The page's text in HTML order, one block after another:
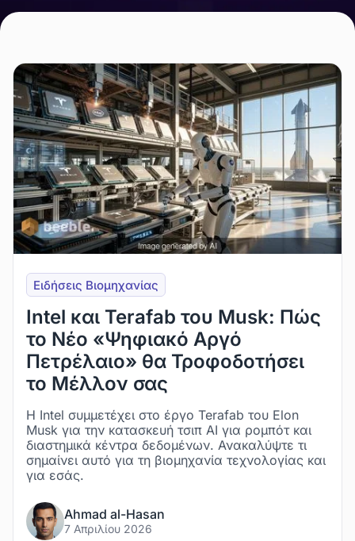
Ειδήσεις Βιομηχανίας
Intel και Terafab του Musk: Πώς
το Νέο «Ψηφιακό Αργό
Πετρέλαιο» θα Τροφοδοτήσει
το Μέλλον σας
Η Intel συμμετέχει στο έργο Terafab του Elon
Musk για την κατασκευή τσιπ AI για ρομπότ και
διαστημικά κέντρα δεδομένων. Ανακαλύψτε τι
σημαίνει αυτό για τη βιομηχανία τεχνολογίας και
για εσάς.
Ahmad al-Hasan
7 Απριλίου 2026